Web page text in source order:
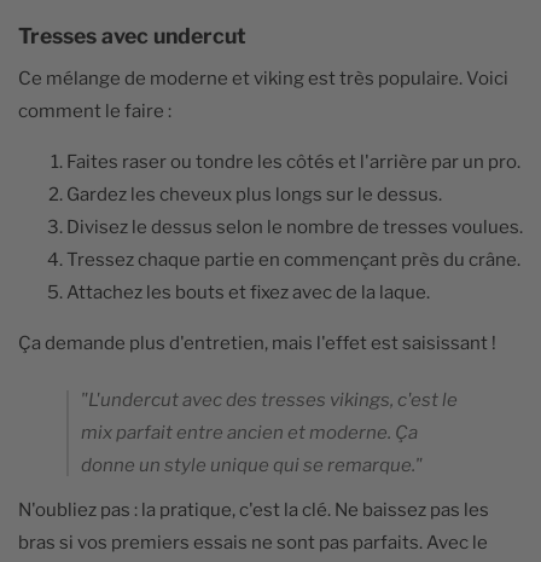
Tresses avec undercut
Ce mélange de moderne et viking est très populaire. Voici
comment le faire :
Faites raser ou tondre les côtés et l'arrière par un pro.
Gardez les cheveux plus longs sur le dessus.
Divisez le dessus selon le nombre de tresses voulues.
Tressez chaque partie en commençant près du crâne.
Attachez les bouts et fixez avec de la laque.
Ça demande plus d'entretien, mais l'effet est saisissant !
"L'undercut avec des tresses vikings, c'est le
mix parfait entre ancien et moderne. Ça
donne un style unique qui se remarque."
N'oubliez pas : la pratique, c'est la clé. Ne baissez pas les
bras si vos premiers essais ne sont pas parfaits. Avec le